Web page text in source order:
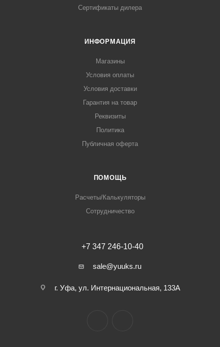
Сертификаты дилера
ИНФОРМАЦИЯ
Магазины
Условия оплаты
Условия доставки
Гарантия на товар
Реквизиты
Политика
Публичная оферта
ПОМОЩЬ
Расчеты/Калькуляторы
Сотрудничество
+7 347 246-10-40
sale@yuuks.ru
г. Уфа, ул. Интернациональная, 133А